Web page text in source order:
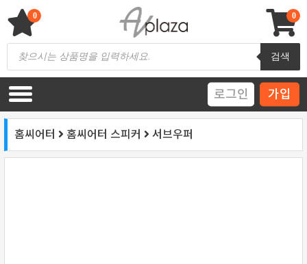
content
AV 플라자
하이파이 / 홈씨어터 전문 쇼핑몰
Products
search
검색
0
0
로그인 가입
홈씨어터 홈씨어터 스피커 서브우퍼